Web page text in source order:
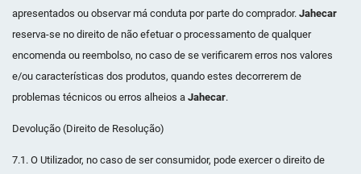
apresentados ou observar má conduta por parte do comprador. Jahecar
reserva-se no direito de não efetuar o processamento de qualquer
encomenda ou reembolso, no caso de se verificarem erros nos valores
e/ou características dos produtos, quando estes decorrerem de
problemas técnicos ou erros alheios a Jahecar.
Devolução (Direito de Resolução)
7.1. O Utilizador, no caso de ser consumidor, pode exercer o direito de